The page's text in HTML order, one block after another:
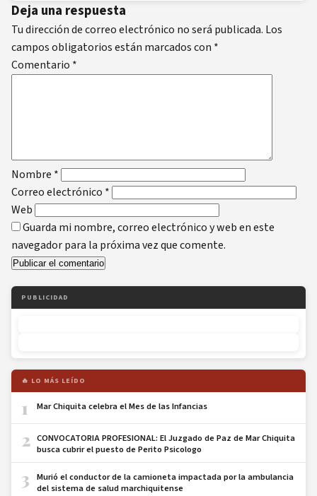
Deja una respuesta
Tu dirección de correo electrónico no será publicada. Los
campos obligatorios están marcados con *
Comentario *
Nombre *
Correo electrónico *
Web
Guarda mi nombre, correo electrónico y web en este
navegador para la próxima vez que comente.
PUBLICIDAD
🔥 LO MÁS LEÍDO
1 Mar Chiquita celebra el Mes de las Infancias
2 CONVOCATORIA PROFESIONAL: El Juzgado de Paz de Mar Chiquita
busca cubrir el puesto de Perito Psicologo
3
Murió el conductor de la camioneta impactada por la ambulancia
del sistema de salud marchiquitense